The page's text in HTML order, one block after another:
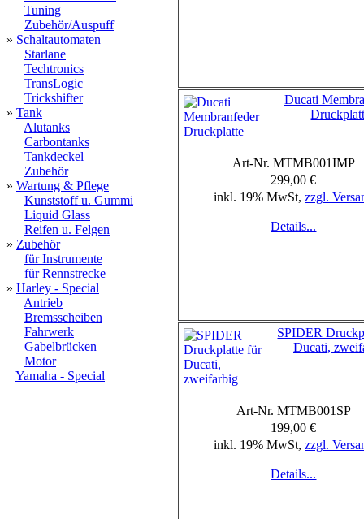
Tuning
Zubehör/Auspuff
» Schaltautomaten
Starlane
Techtronics
TransLogic
Trickshifter
» Tank
Alutanks
Carbontanks
Tankdeckel
Zubehör
» Wartung & Pflege
Kunststoff u. Gummi
Liquid Glass
Reifen u. Felgen
» Zubehör
für Instrumente
für Rennstrecke
» Harley - Special
Antrieb
Bremsscheiben
Fahrwerk
Gabelbrücken
Motor
Yamaha - Special
Ducati
Art-Nr. MTMB001IMP
299,00 €
inkl. 19% MwSt, zzgl.
Details...
SPIDER
Ducati,
Art-Nr. MTMB001SP
199,00 €
inkl. 19% MwSt, zzgl.
Details...